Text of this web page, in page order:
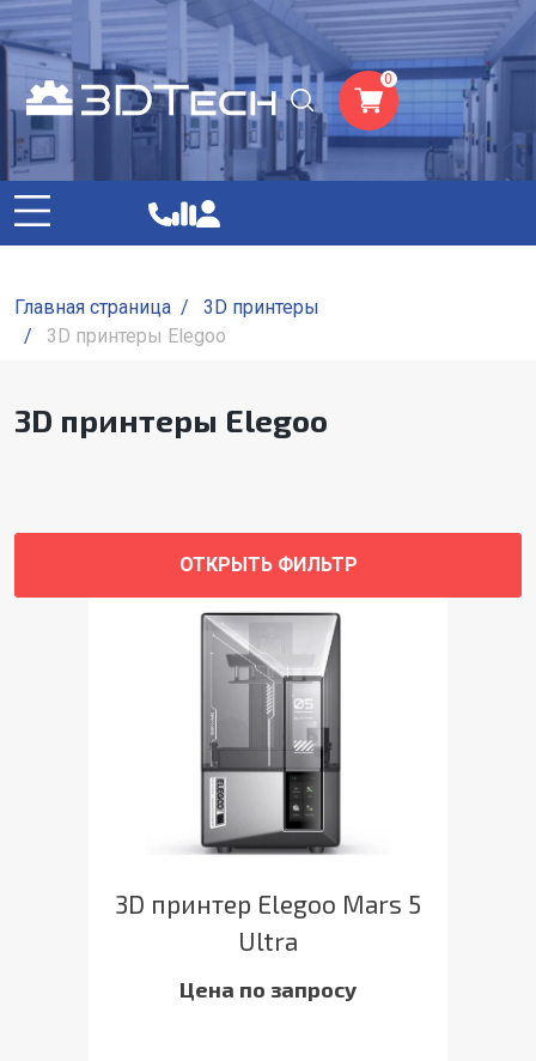
0
Главная страница /
3D принтеры
/
3D принтеры Elegoo
3D принтеры Elegoo
ОТКРЫТЬ ФИЛЬТР
3D принтер Elegoo Mars 5
Ultra
Цена по запросу